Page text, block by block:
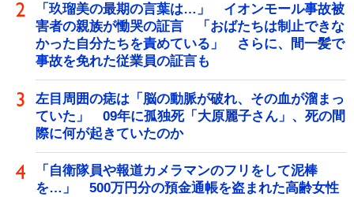
「玖瑠美の最期の言葉は…」 イオンモール事故被
害者の親族が慟哭の証言 「おばたちは制止できな
かった自分たちを責めている」 さらに、間一髪で
事故を免れた従業員の証言も
左目周囲の痣は「脳の動脈が破れ、その血が溜まっ
ていた」 09年に孤独死「大原麗子さん」、死の間
際に何が起きていたのか
「自衛隊員や報道カメラマンのフリをして泥棒
を…」 500万円分の預金通帳を盗まれた高齢女性